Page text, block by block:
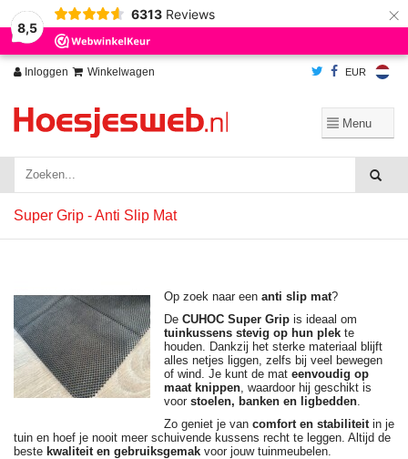
8,5
6313 Reviews ×
Inloggen Winkelwagen EUR
Super Grip - Anti Slip Mat
Op zoek naar een anti slip mat?
De CUHOC Super Grip is ideaal om
tuinkussens stevig op hun plek te
houden. Dankzij het sterke materiaal blijft
alles netjes liggen, zelfs bij veel bewegen
of wind. Je kunt de mat eenvoudig op
maat knippen, waardoor hij geschikt is
voor stoelen, banken en ligbedden.
Zo geniet je van comfort en stabiliteitin je
tuin en hoef je nooit meer schuivende kussens recht te leggen. Altijd de
beste kwaliteit en gebruiksgemak voor jouw tuinmeubelen.
Wij slaan cookies op om onze website te verbeteren. Is dat akkoord?
Ja
Nee